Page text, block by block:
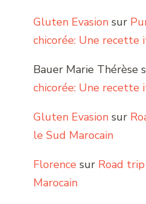
Gluten Evasion sur
chicorée: Une recette
Bauer Marie Thérèse
chicorée: Une recette
Gluten Evasion sur
le Sud Marocain
Florence sur Road
Marocain